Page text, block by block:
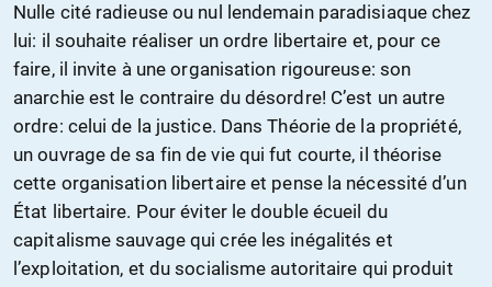
Nulle cité radieuse ou nul lendemain paradisiaque chez
lui: il souhaite réaliser un ordre libertaire et, pour ce
faire, il invite à une organisation rigoureuse: son
anarchie est le contraire du désordre! C’est un autre
ordre: celui de la justice. Dans Théorie de la propriété,
un ouvrage de sa fin de vie qui fut courte, il théorise
cette organisation libertaire et pense la nécessité d’un
État libertaire. Pour éviter le double écueil du
capitalisme sauvage qui crée les inégalités et
l’exploitation, et du socialisme autoritaire qui produit